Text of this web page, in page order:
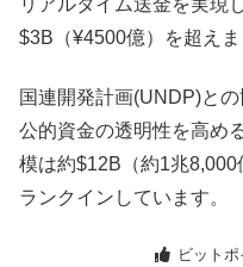
$3B（¥4500億）を超えま
国連開発計画(UNDP)と
公的資金の透明性を高め
模は約$12B（約1兆
ランクインしています。
ビット